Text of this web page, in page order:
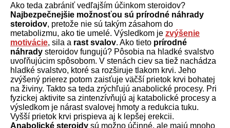
Ako teda zabrániť vedľajším účinkom steroidov?
Najbezpečnejšie možnosťou sú prírodné náhrady
steroidov, pretože nie sú takým zásahom do
metabolizmu, ako tie umelé. Výsledkom je zvýšenie
motivácie, sila a rast svalov. Ako tieto prírodné
náhrady steroidov fungujú? Pôsobia na hladké svalstvo
uvoľňujúcim spôsobom. V stenách ciev sa tiež nachádza
hladké svalstvo, ktoré sa rozširuje tlakom krvi. Jeho
zvýšený prierez potom zaisťuje väčší prietok krvi bohatej
na živiny. Takto sa teda zrýchľujú anabolické procesy. Pri
fyzickej aktivite sa zintenzívňujú aj katabolické procesy a
výsledkom je nárast svalovej hmoty a redukcia tuku.
Vyšší prietok krvi prispieva aj k lepšej erekcii.
Anabolické steroidy sú možno účinné, ale majú mnoho